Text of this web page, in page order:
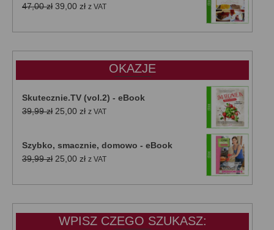
47,00zł Pierwotna
wynosiła:
39,00 złAktualna
wynosi:
z VAT
OKAZJE
Skutecznie.TV (vol.2) - eBook
39,99zł Pierwotna
39,99 zł.
25,00 złAktualna
25,00 zł.
z VAT
Szybko, smacznie, domowo - eBook
39,99zł Pierwotna
wynosiła:
25,00 złAktualna
wynosi:
z VAT
WPISZ CZEGO SZUKASZ: